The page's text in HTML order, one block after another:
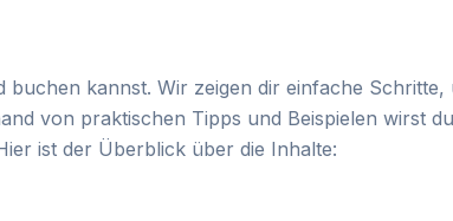
buchen kannst. Wir zeigen dir einfache Schritte,
von praktischen Tipps und Beispielen wirst
ist der Überblick über die Inhalte: